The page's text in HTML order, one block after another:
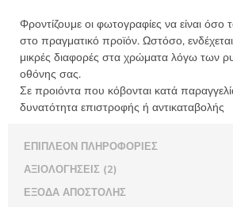
Velvet
Ribbon
Velours
22
χιλιοστά
ποσότητα
Φροντίζουμε οι φωτογραφίες να είναι όσο
στο πραγματικό προϊόν. Ωστόσο,
μικρές διαφορές στα χρώματα λόγω των
οθόνης σας.
Σε προιόντα που κόβονται κατά
δυνατότητα επιστροφής ή αντικαταβολής
ΕΠΙΠΛΈΟΝ ΠΛΗΡΟΦΟΡΊΕΣ
ΑΞΙΟΛΟΓΉΣΕΙΣ (2)
ΈΞΟΔΑ ΑΠΟΣΤΟΛΉΣ